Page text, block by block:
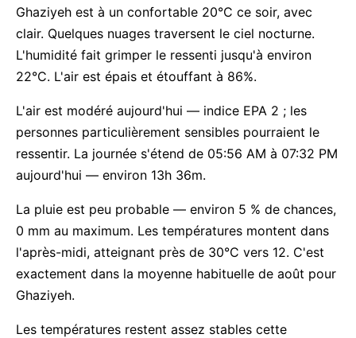
Ghaziyeh est à un confortable 20°C ce soir, avec
clair. Quelques nuages traversent le ciel nocturne.
L'humidité fait grimper le ressenti jusqu'à environ
22°C. L'air est épais et étouffant à 86%.
L'air est modéré aujourd'hui — indice EPA 2 ; les
personnes particulièrement sensibles pourraient le
ressentir. La journée s'étend de 05:56 AM à 07:32 PM
aujourd'hui — environ 13h 36m.
La pluie est peu probable — environ 5 % de chances,
0 mm au maximum. Les températures montent dans
l'après-midi, atteignant près de 30°C vers 12. C'est
exactement dans la moyenne habituelle de août pour
Ghaziyeh.
Les températures restent assez stables cette